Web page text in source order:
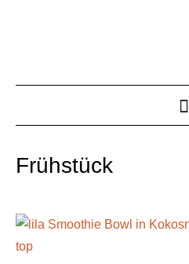
Frühstück